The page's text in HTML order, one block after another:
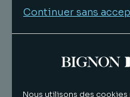
au sein du
largement méconnu :
du cadre existant ou
Continuer sans
Nous utilisons des cookies